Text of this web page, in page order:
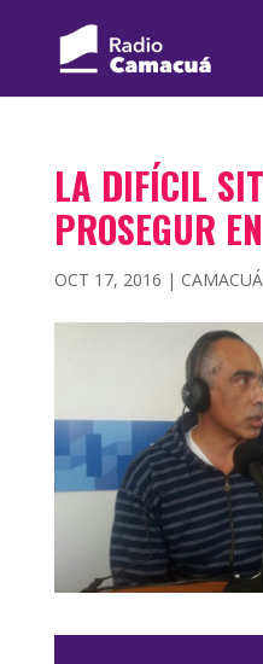
LA DIFÍCIL
PROSEGUR
OCT 17, 2016 |